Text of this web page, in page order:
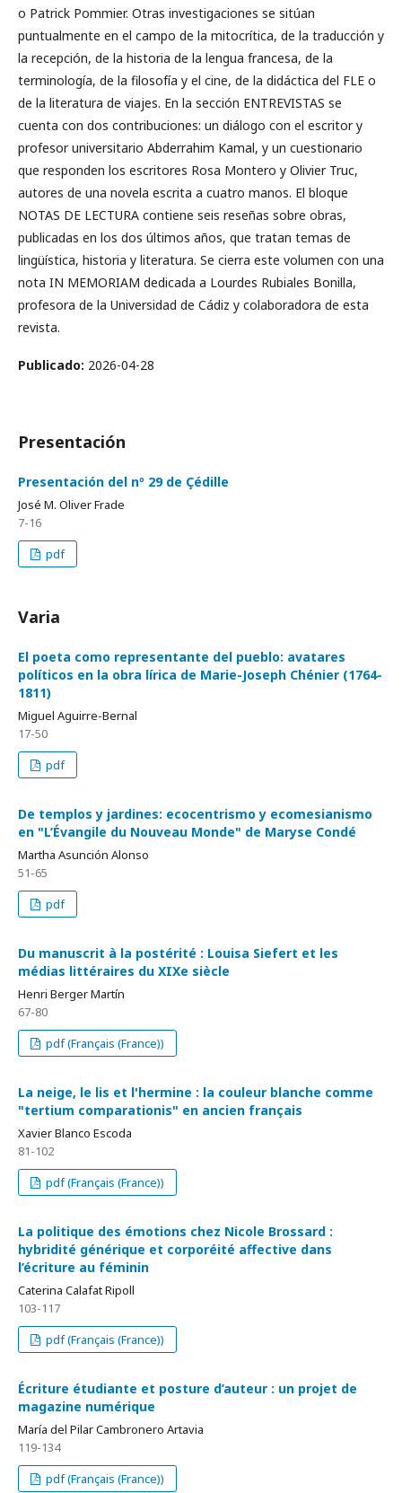
o Patrick Pommier. Otras investigaciones se sitúan
puntualmente en el campo de la mitocrítica, de la traducción y
la recepción, de la historia de la lengua francesa, de la
terminología, de la filosofía y el cine, de la didáctica del FLE o
de la literatura de viajes. En la sección ENTREVISTAS se
cuenta con dos contribuciones: un diálogo con el escritor y
profesor universitario Abderrahim Kamal, y un cuestionario
que responden los escritores Rosa Montero y Olivier Truc,
autores de una novela escrita a cuatro manos. El bloque
NOTAS DE LECTURA contiene seis reseñas sobre obras,
publicadas en los dos últimos años, que tratan temas de
lingüística, historia y literatura. Se cierra este volumen con una
nota IN MEMORIAM dedicada a Lourdes Rubiales Bonilla,
profesora de la Universidad de Cádiz y colaboradora de esta
revista.
Publicado: 2026-04-28
Presentación
Presentación del nº 29 de Çédille
José M. Oliver Frade
7-16
pdf
Varia
El poeta como representante del pueblo: avatares
políticos en la obra lírica de Marie-Joseph Chénier (1764-
1811)
Miguel Aguirre-Bernal
17-50
pdf
De templos y jardines: ecocentrismo y ecomesianismo
en "L’Évangile du Nouveau Monde" de Maryse Condé
Martha Asunción Alonso
51-65
pdf
Du manuscrit à la postérité : Louisa Siefert et les
médias littéraires du XIXe siècle
Henri Berger Martín
67-80
pdf (Français (France))
La neige, le lis et l'hermine : la couleur blanche comme
"tertium comparationis" en ancien français
Xavier Blanco Escoda
81-102
pdf (Français (France))
La politique des émotions chez Nicole Brossard :
hybridité générique et corporéité affective dans
l’écriture au féminin
Caterina Calafat Ripoll
103-117
pdf (Français (France))
Écriture étudiante et posture d’auteur : un projet de
magazine numérique
María del Pilar Cambronero Artavia
119-134
pdf (Français (France))